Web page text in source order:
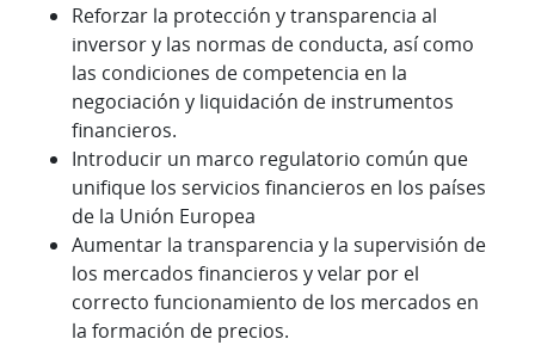
Reforzar la protección y transparencia al
inversor y las normas de conducta, así como
las condiciones de competencia en la
negociación y liquidación de instrumentos
financieros.
Introducir un marco regulatorio común que
unifique los servicios financieros en los países
de la Unión Europea
Aumentar la transparencia y la supervisión de
los mercados financieros y velar por el
correcto funcionamiento de los mercados en
la formación de precios.